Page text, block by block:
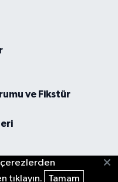
ve Fikstür
çerezlerden
tıklayın.
Tamam